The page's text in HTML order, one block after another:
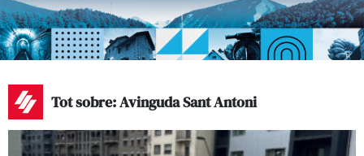
Tot sobre: Avinguda Sant Antoni